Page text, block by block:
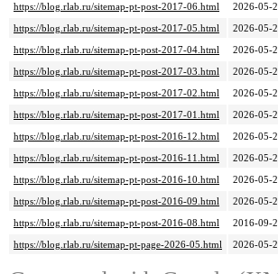
https://blog.rlab.ru/sitemap-pt-post-2017-06.html
2026-05-
https://blog.rlab.ru/sitemap-pt-post-2017-05.html
2026-05-
https://blog.rlab.ru/sitemap-pt-post-2017-04.html
2026-05-
https://blog.rlab.ru/sitemap-pt-post-2017-03.html
2026-05-
https://blog.rlab.ru/sitemap-pt-post-2017-02.html
2026-05-
https://blog.rlab.ru/sitemap-pt-post-2017-01.html
2026-05-
https://blog.rlab.ru/sitemap-pt-post-2016-12.html
2026-05-
https://blog.rlab.ru/sitemap-pt-post-2016-11.html
2026-05-
https://blog.rlab.ru/sitemap-pt-post-2016-10.html
2026-05-
https://blog.rlab.ru/sitemap-pt-post-2016-09.html
2026-05-
https://blog.rlab.ru/sitemap-pt-post-2016-08.html
2016-09-
https://blog.rlab.ru/sitemap-pt-page-2026-05.html
2026-05-